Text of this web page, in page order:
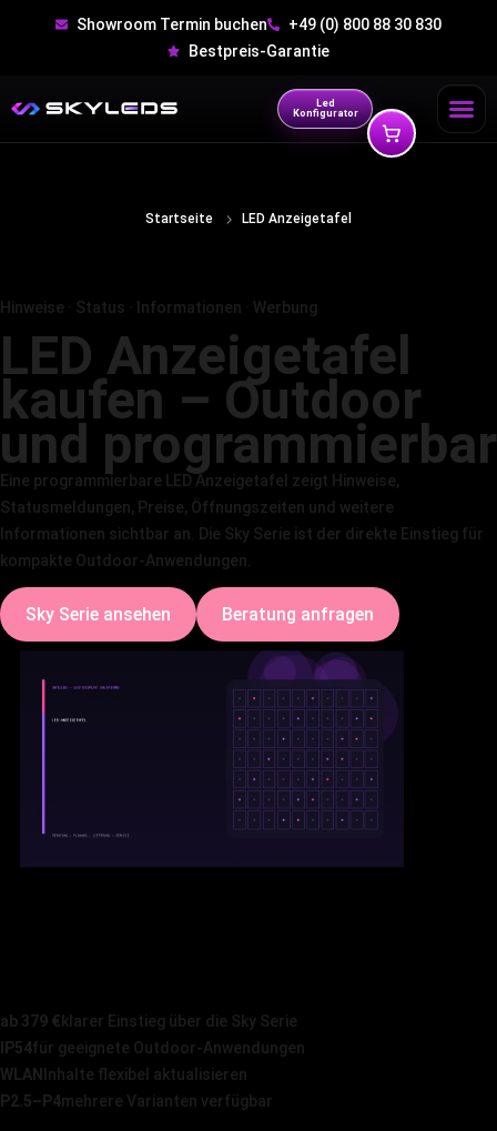
Showroom Termin buchen
+49 (0) 800 88 30 830
Bestpreis-Garantie
Led
Konfigurator
Startseite LED Anzeigetafel
Hinweise · Status · Informationen · Werbung
LED Anzeigetafel
kaufen – Outdoor
und programmierbar
Eine programmierbare LED Anzeigetafel zeigt Hinweise,
Statusmeldungen, Preise, Öffnungszeiten und weitere
Informationen sichtbar an. Die Sky Serie ist der direkte Einstieg für
kompakte Outdoor-Anwendungen.
Sky Serie ansehen Beratung anfragen
ab 379 € klarer Einstieg über die Sky Serie
IP54für geeignete Outdoor-Anwendungen
WLAN Inhalte flexibel aktualisieren
P2.5–P4mehrere Varianten verfügbar